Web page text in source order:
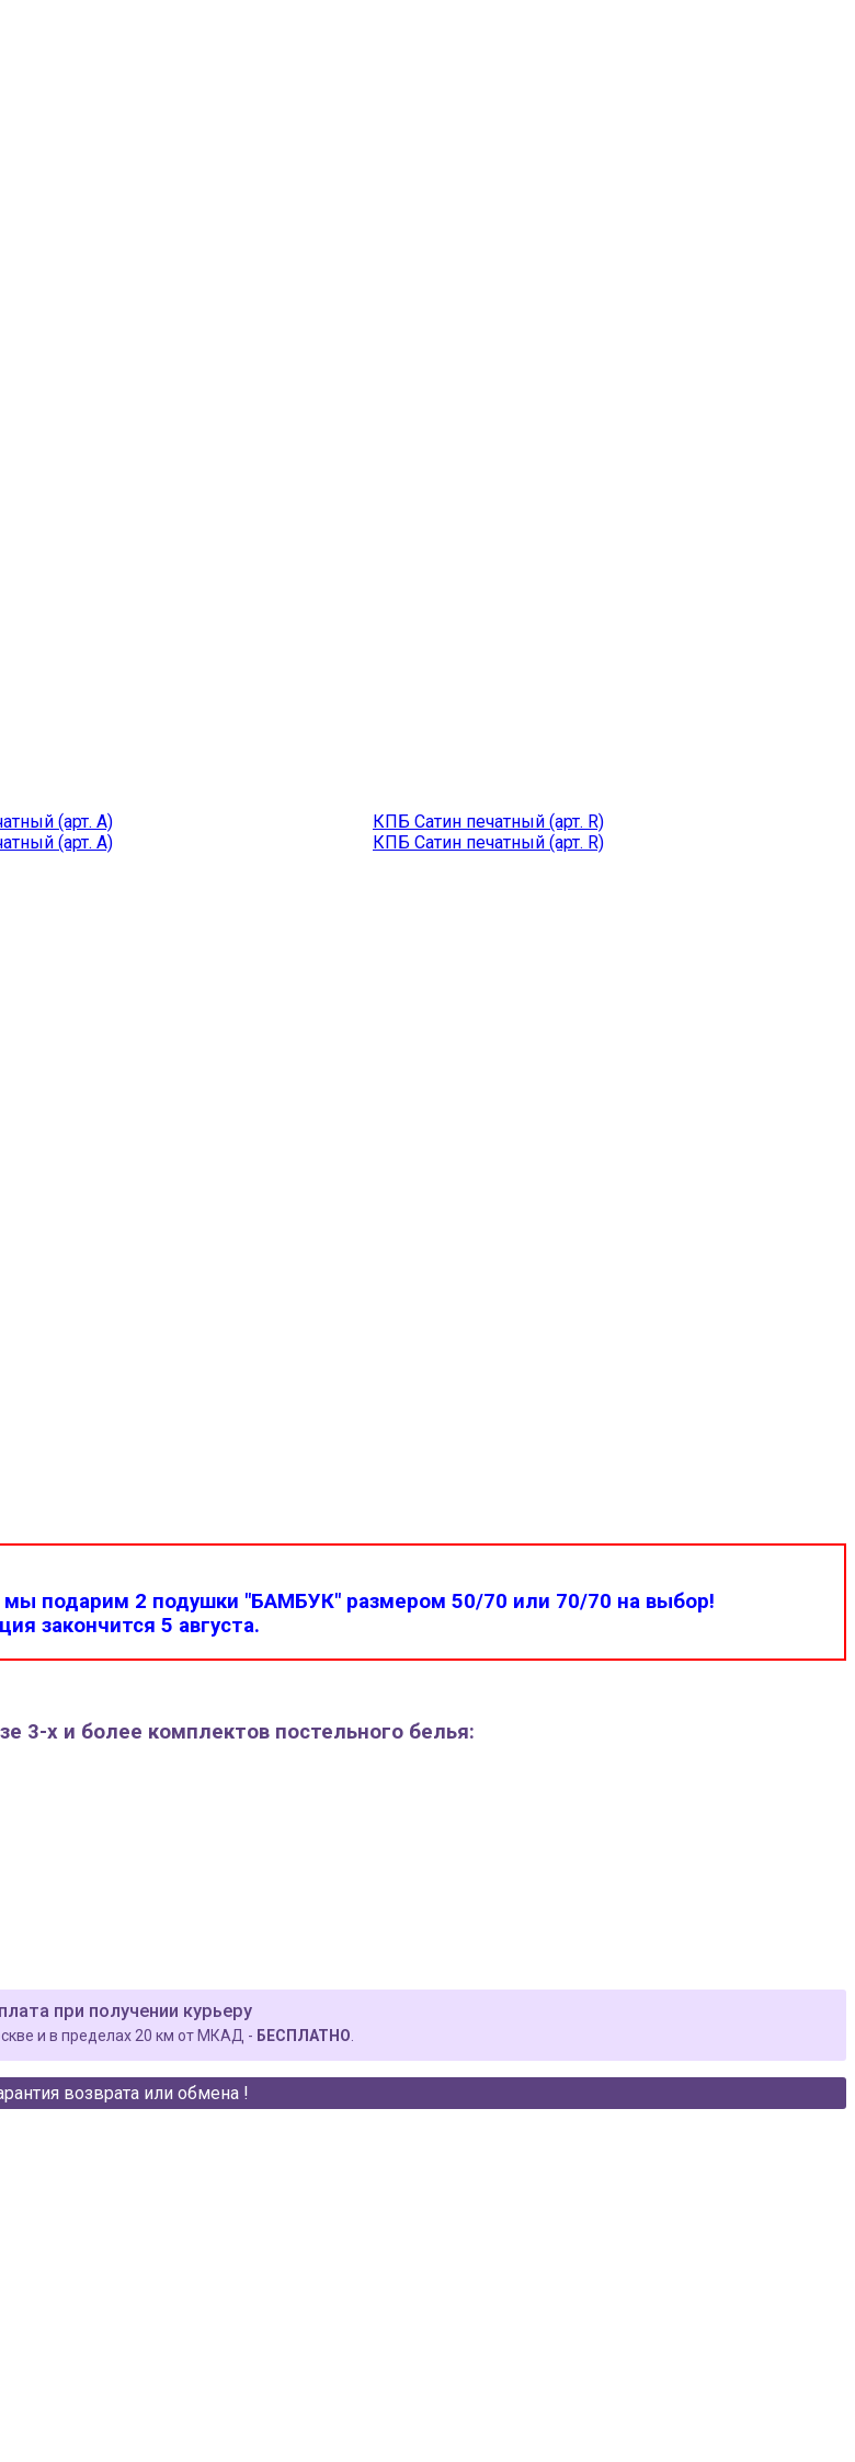
(арт. A)
КПБ Сатин печатный (арт. R)
(арт. A)
КПБ Сатин печатный (арт. R)
подарим 2 подушки "БАМБУК" размером 50/70 или 70/70 на выбор!
закончится 5 августа.
3-х и более комплектов постельного белья:
при получении курьеру
и в пределах 20 км от МКАД - БЕСПЛАТНО.
возврата или обмена !